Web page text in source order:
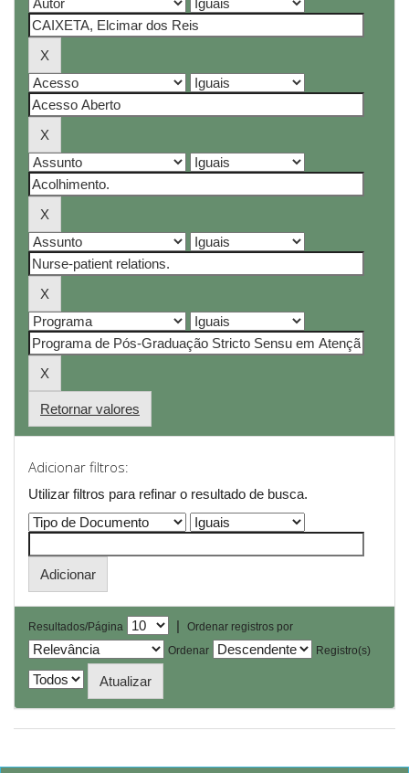
Retornar valores
Adicionar filtros:
Utilizar filtros para refinar o resultado de busca.
Resultados/Página |
Ordenar registros por
Ordenar
Registro(s)